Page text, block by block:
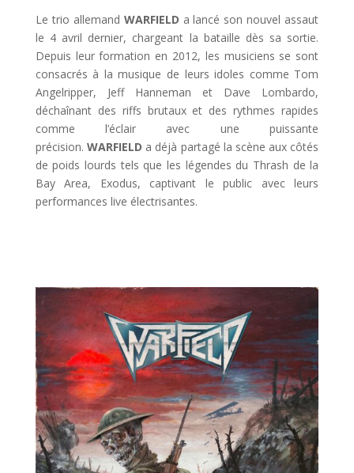
Le trio allemand WARFIELD a lancé son nouvel assaut
le 4 avril dernier, chargeant la bataille dès sa sortie.
Depuis leur formation en 2012, les musiciens se sont
consacrés à la musique de leurs idoles comme Tom
Angelripper, Jeff Hanneman et Dave Lombardo,
déchaînant des riffs brutaux et des rythmes rapides
comme l’éclair avec une puissante
précision. WARFIELD a déjà partagé la scène aux côtés
de poids lourds tels que les légendes du Thrash de la
Bay Area, Exodus, captivant le public avec leurs
performances live électrisantes.